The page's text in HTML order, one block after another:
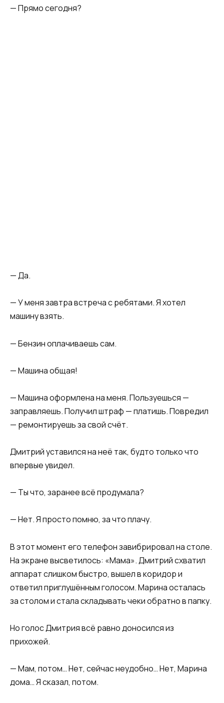
— Прямо сегодня?
— Да.
— У меня завтра встреча с ребятами. Я хотел
машину взять.
— Бензин оплачиваешь сам.
— Машина общая!
— Машина оформлена на меня. Пользуешься —
заправляешь. Получил штраф — платишь. Повредил
— ремонтируешь за свой счёт.
Дмитрий уставился на неё так, будто только что
впервые увидел.
— Ты что, заранее всё продумала?
— Нет. Я просто помню, за что плачу.
В этот момент его телефон завибрировал на столе.
На экране высветилось: «Мама». Дмитрий схватил
аппарат слишком быстро, вышел в коридор и
ответил приглушённым голосом. Марина осталась
за столом и стала складывать чеки обратно в папку.
Но голос Дмитрия всё равно доносился из
прихожей.
— Мам, потом… Нет, сейчас неудобно… Нет, Марина
дома… Я сказал, потом.